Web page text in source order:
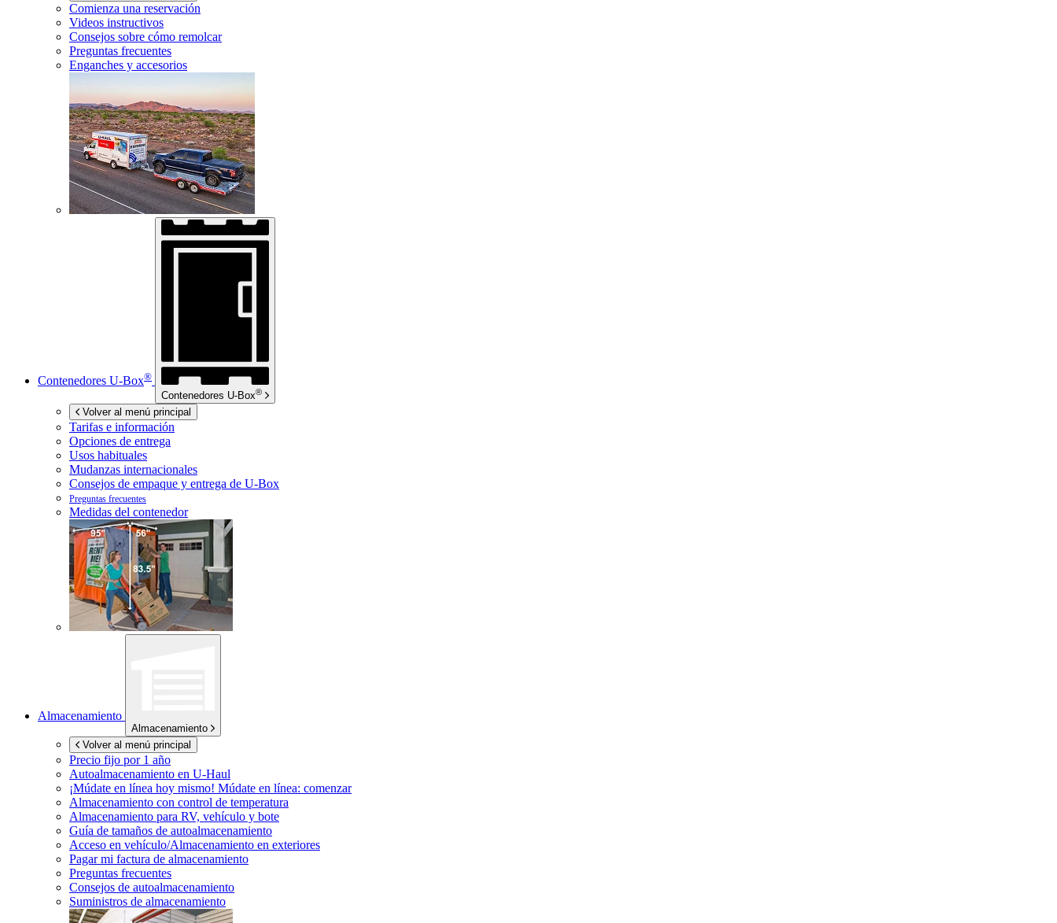
Comienza una reservación
Videos instructivos
Consejos sobre cómo remolcar
Preguntas frecuentes
Enganches y accesorios
Contenedores U-Box®
Contenedores U-Box®
Volver al menú principal
Tarifas e información
Opciones de entrega
Usos habituales
Mudanzas internacionales
Consejos de empaque y entrega de U-Box
Preguntas frecuentes
Medidas del contenedor
Almacenamiento
Almacenamiento
Volver al menú principal
Precio fijo por 1 año
Autoalmacenamiento en U-Haul
¡Múdate en línea hoy mismo! Múdate en línea: comenzar
Almacenamiento con control de temperatura
Almacenamiento para RV, vehículo y bote
Guía de tamaños de autoalmacenamiento
Acceso en vehículo/Almacenamiento en exteriores
Pagar mi factura de almacenamiento
Preguntas frecuentes
Consejos de autoalmacenamiento
Suministros de almacenamiento